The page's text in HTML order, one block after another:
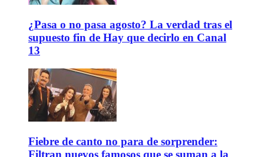
¿Pasa o no pasa agosto? La verdad tras el
supuesto fin de Hay que decirlo en Canal
13
Fiebre de canto no para de sorprender:
Filtran nuevos famosos que se suman a la